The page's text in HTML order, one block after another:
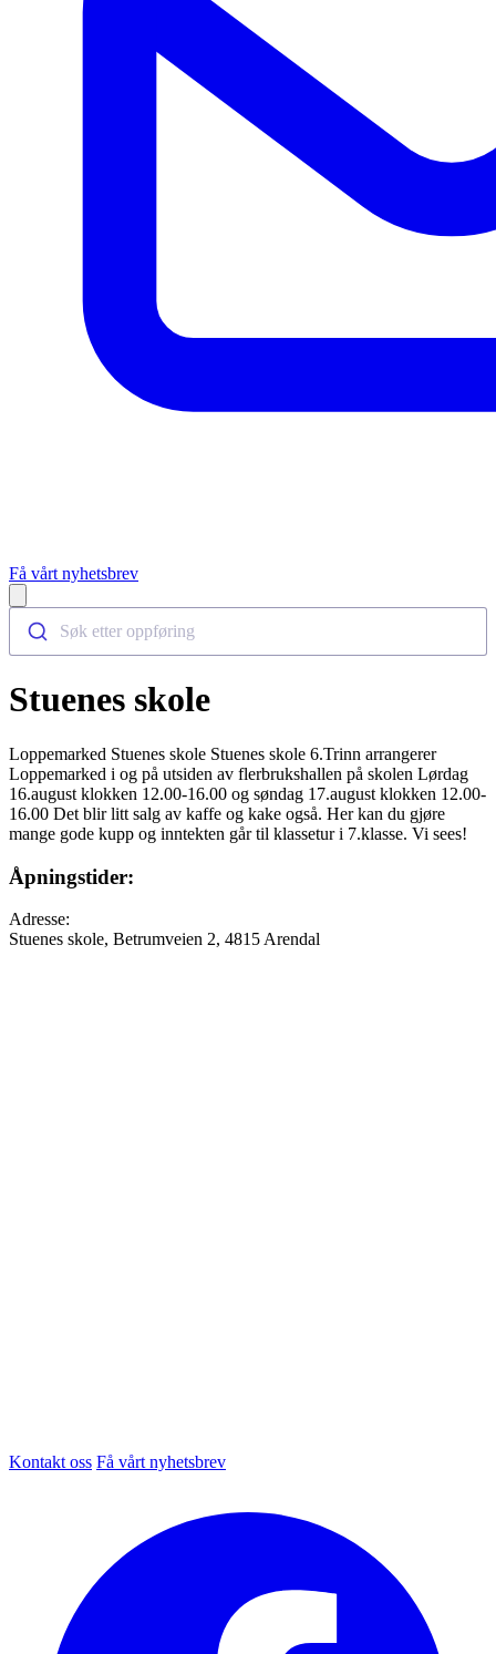
Få vårt nyhetsbrev
Søk etter oppføring
Stuenes skole
Loppemarked Stuenes skole Stuenes skole 6.Trinn arrangerer
Loppemarked i og på utsiden av flerbrukshallen på skolen Lørdag
16.august klokken 12.00-16.00 og søndag 17.august klokken 12.00-
16.00 Det blir litt salg av kaffe og kake også. Her kan du gjøre
mange gode kupp og inntekten går til klassetur i 7.klasse. Vi sees!
Åpningstider:
Adresse:
Stuenes skole, Betrumveien 2, 4815 Arendal
Kontakt oss Få vårt nyhetsbrev